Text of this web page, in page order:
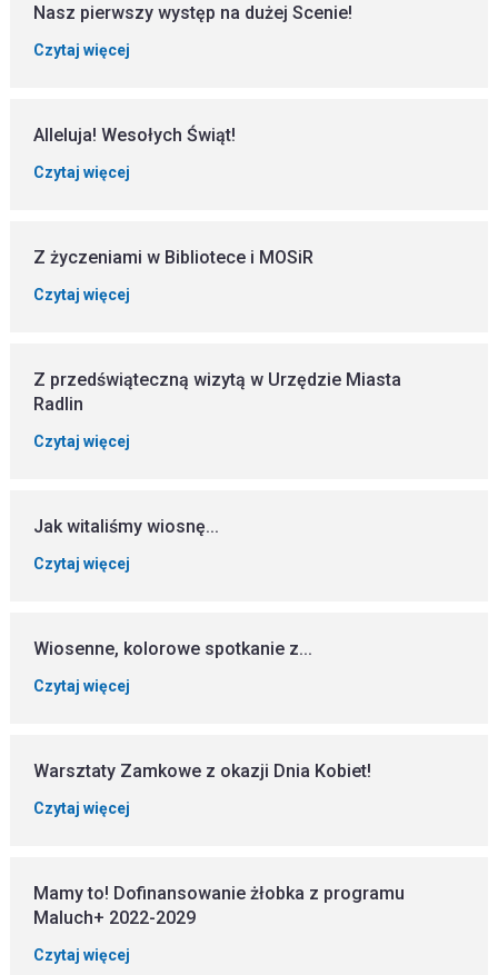
Nasz pierwszy występ na dużej Scenie!
Czytaj więcej
Alleluja! Wesołych Świąt!
Czytaj więcej
Z życzeniami w Bibliotece i MOSiR
Czytaj więcej
Z przedświąteczną wizytą w Urzędzie Miasta
Radlin
Czytaj więcej
Jak witaliśmy wiosnę...
Czytaj więcej
Wiosenne, kolorowe spotkanie z...
Czytaj więcej
Warsztaty Zamkowe z okazji Dnia Kobiet!
Czytaj więcej
Mamy to! Dofinansowanie żłobka z programu
Maluch+ 2022-2029
Czytaj więcej